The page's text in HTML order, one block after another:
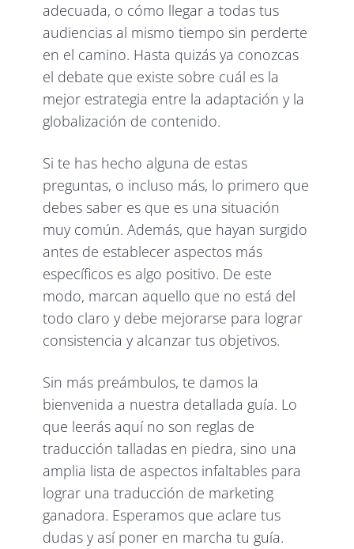
adecuada, o cómo llegar a todas tus
audiencias al mismo tiempo sin perderte
en el camino. Hasta quizás ya conozcas
el debate que existe sobre cuál es la
mejor estrategia entre la adaptación y la
globalización de contenido.
Si te has hecho alguna de estas
preguntas, o incluso más, lo primero que
debes saber es que es una situación
muy común. Además, que hayan surgido
antes de establecer aspectos más
específicos es algo positivo. De este
modo, marcan aquello que no está del
todo claro y debe mejorarse para lograr
consistencia y alcanzar tus objetivos.
Sin más preámbulos, te damos la
bienvenida a nuestra detallada guía. Lo
que leerás aquí no son reglas de
traducción talladas en piedra, sino una
amplia lista de aspectos infaltables para
lograr una traducción de marketing
ganadora. Esperamos que aclare tus
dudas y así poner en marcha tu guía.